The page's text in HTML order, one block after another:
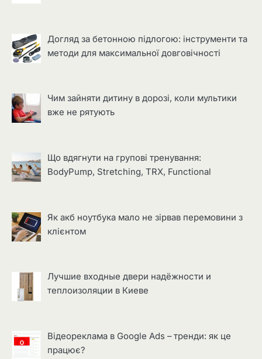
Догляд за бетонною підлогою: інструменти та
методи для максимальної довговічності
Чим зайняти дитину в дорозі, коли мультики
вже не рятують
Що вдягнути на групові тренування:
BodyPump, Stretching, TRX, Functional
Як акб ноутбука мало не зірвав перемовини з
клієнтом
Лучшие входные двери надёжности и
теплоизоляции в Киеве
Відеореклама в Google Ads – тренди: як це
працює?